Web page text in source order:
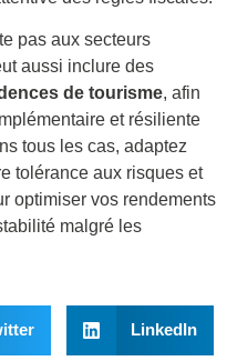
pas aux secteurs
aussi inclure des
de tourisme, afin
et résiliente
tous les cas, adaptez
tolérance aux risques et
optimiser vos rendements
malgré les
LinkedIn